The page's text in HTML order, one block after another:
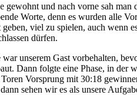
und nach vorne sah man
Worte, denn es wurden alle
viel zu spielen, auch wenn
dürfen.
war unserem Gast vorbehalten,
Dann folgte eine Phase, in
Vorsprung mit 30:18
sehen wir es als unsere